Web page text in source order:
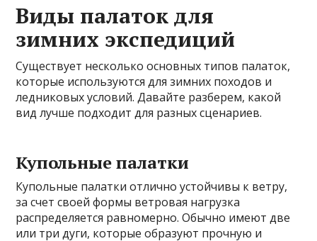
Виды палаток для
зимних экспедиций
Существует несколько основных типов палаток,
которые используются для зимних походов и
ледниковых условий. Давайте разберем, какой
вид лучше подходит для разных сценариев.
Купольные палатки
Купольные палатки отлично устойчивы к ветру,
за счет своей формы ветровая нагрузка
распределяется равномерно. Обычно имеют две
или три дуги, которые образуют прочную и